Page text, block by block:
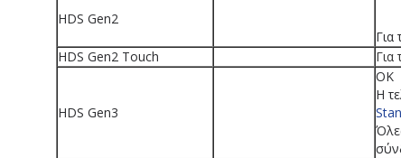
HDS Gen2
Για
HDS Gen2 Touch
Για
HDS Gen3
OK
Η